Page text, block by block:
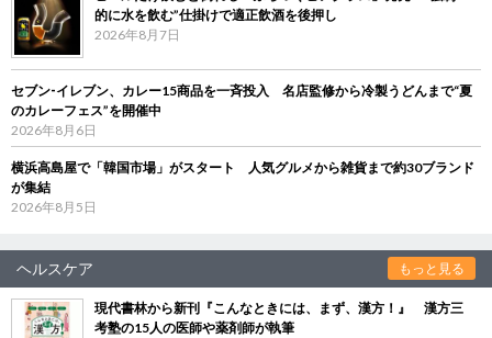
的に水を飲む”仕掛けで適正飲酒を後押し
2026年8月7日
セブン‐イレブン、カレー15商品を一斉投入 名店監修から冷製うどんまで“夏
のカレーフェス”を開催中
2026年8月6日
横浜高島屋で「韓国市場」がスタート 人気グルメから雑貨まで約30ブランド
が集結
2026年8月5日
ヘルスケア もっと見る
現代書林から新刊『こんなときには、まず、漢方！』 漢方三
考塾の15人の医師や薬剤師が執筆